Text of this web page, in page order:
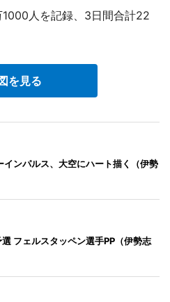
人を記録、3日間合計22
を見る
インパルス、大空にハート描く（伊勢
フェルスタッペン選手PP（伊勢志